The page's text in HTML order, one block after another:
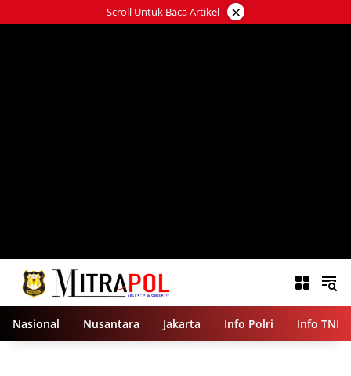
ke
Scroll Untuk Baca Artikel ×
Nasional Nusantara Jakarta Info Polri Info TNI